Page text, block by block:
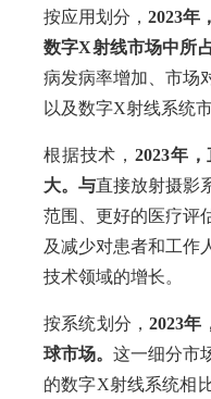
按应用划分， 2023年，
数字X射线市场中所
病发病率增加、市场
以及数字X射线系统
根据技术， 2023年
大。与直接放射摄影
范围、更好的医疗评
及减少对患者和工作
技术领域的增长。
按系统划分，2023年
球市场。 这一细分市
的数字X射线系统相